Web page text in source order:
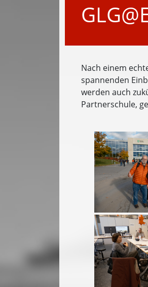
Nach einem
spannenden
werden auch
Partnerschule,